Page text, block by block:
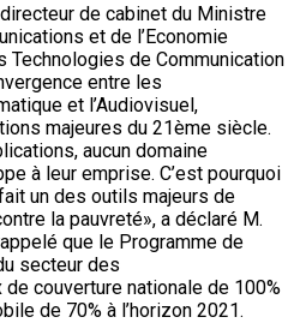
de cabinet du Ministre
et de l’Economie
Technologies de Communication
entre les
et l’Audiovisuel,
majeures du 21ème siècle.
aucun domaine
à leur emprise. C’est pourquoi
un des outils majeurs de
la pauvreté», a déclaré M.
que le Programme de
secteur des
couverture nationale de 100%
de 70% à l’horizon 2021.